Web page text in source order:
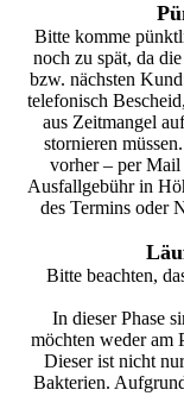
Bitte komme
noch zu spät, da
bzw. nächsten
telefonisch
aus Zeitmangel
stornieren
vorher – per Mail
Ausfallgebühr in
des Termins oder
Bitte beachten,
In dieser Phase
möchten weder am
Dieser ist nicht
Bakterien.